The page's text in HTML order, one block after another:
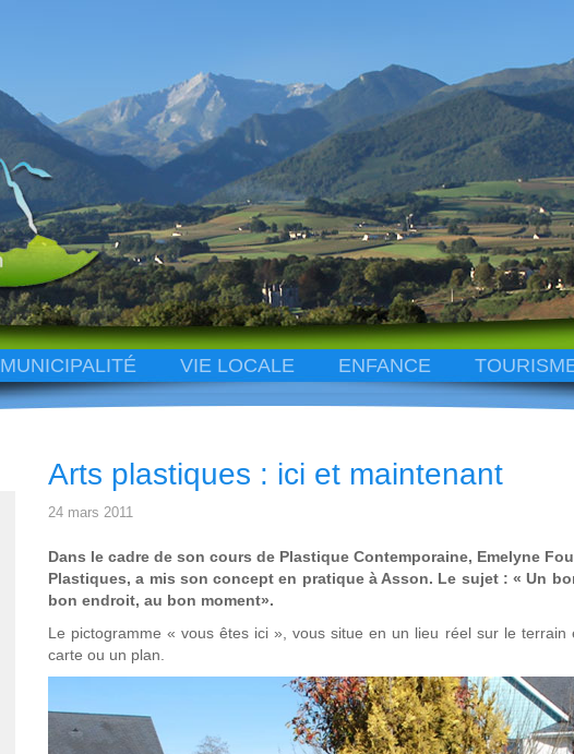
MUNICIPALITÉ VIE LOCALE ENFANCE
Arts plastiques : ici et maintenant
24 mars 2011
Dans le cadre de son cours de Plastique Contemporaine, Emelyne
Plastiques, a mis son concept en pratique à Asson. Le sujet : « Un
bon endroit, au bon moment».
Le pictogramme « vous êtes ici », vous situe en un lieu réel sur le
carte ou un plan.